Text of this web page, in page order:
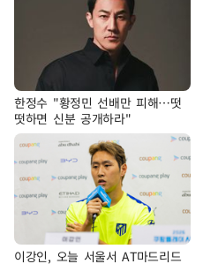
한정수 "황정민 선배만 피해…떳
떳하면 신분 공개하라"
이강인, 오늘 서울서 AT마드리드